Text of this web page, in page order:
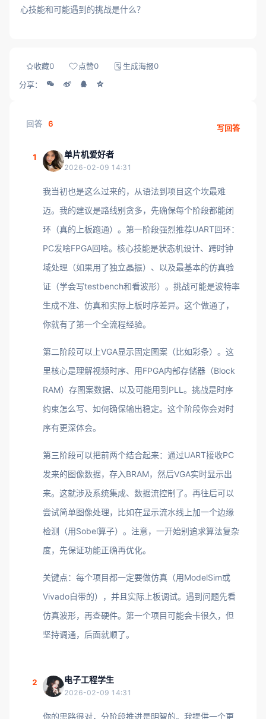
心技能和可能遇到的挑战是什么？
收藏0 点赞0 生成海报0
分享：
回答 6 写回答
1 单片机爱好者
2026-02-09 14:31
我当初也是这么过来的，从语法到项目这个坎最难
迈。我的建议是路线别贪多，先确保每个阶段都能闭
环（真的上板跑通）。第一阶段强烈推荐UART回环：
PC发啥FPGA回啥。核心技能是状态机设计、跨时钟
域处理（如果用了独立晶振）、以及最基本的仿真验
证（学会写testbench和看波形）。挑战可能是波特率
生成不准、仿真和实际上板时序差异。这个做通了，
你就有了第一个全流程经验。
第二阶段可以上VGA显示固定图案（比如彩条）。这
里核心是理解视频时序、用FPGA内部存储器（Block
RAM）存图案数据、以及可能用到PLL。挑战是时序
约束怎么写、如何确保输出稳定。这个阶段你会对时
序有更深体会。
第三阶段可以把前两个结合起来：通过UART接收PC
发来的图像数据，存入BRAM，然后VGA实时显示出
来。这就涉及系统集成、数据流控制了。再往后可以
尝试简单图像处理，比如在显示流水线上加一个边缘
检测（用Sobel算子）。注意，一开始别追求算法复杂
度，先保证功能正确再优化。
关键点：每个项目都一定要做仿真（用ModelSim或
Vivado自带的），并且实际上板调试。遇到问题先看
仿真波形，再查硬件。第一个项目可能会卡很久，但
坚持调通，后面就顺了。
2 电子工程学生
2026-02-09 14:31
你的思路很对，分阶段推进是明智的。我提供一个更